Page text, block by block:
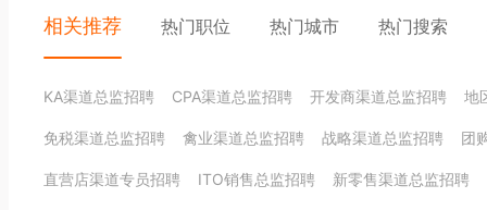
相关推荐 热门职位 热门城市 热门搜索
KA渠道总监招聘 CPA渠道总监招聘 开发商渠道总监招聘 地
免税渠道总监招聘 禽业渠道总监招聘 战略渠道总监招聘 团
直营店渠道专员招聘 ITO销售总监招聘 新零售渠道总监招聘